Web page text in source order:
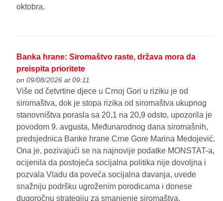
oktobra.
Banka hrane: Siromaštvo raste, država mora da
preispita prioritete
on 09/08/2026 at 09:11
Više od četvrtine djece u Crnoj Gori u riziku je od
siromaštva, dok je stopa rizika od siromaštva ukupnog
stanovništva porasla sa 20,1 na 20,9 odsto, upozorila je
povodom 9. avgusta, Međunarodnog dana siromašnih,
predsjednica Banke hrane Crne Gore Marina Medojević.
Ona je, pozivajući se na najnovije podatke MONSTAT-a,
ocijenila da postojeća socijalna politika nije dovoljna i
pozvala Vladu da poveća socijalna davanja, uvede
snažniju podršku ugroženim porodicama i donese
dugoročnu strategiju za smanjenje siromaštva.